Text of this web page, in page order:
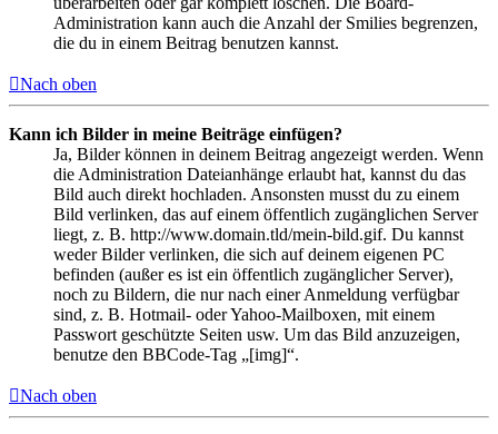
Administration kann auch die Anzahl der Smilies begrenzen,
die du in einem Beitrag benutzen kannst.
Nach oben
Kann ich Bilder in meine Beiträge einfügen?
Ja, Bilder können in deinem Beitrag angezeigt werden. Wenn
die Administration Dateianhänge erlaubt hat, kannst du das
Bild auch direkt hochladen. Ansonsten musst du zu einem
Bild verlinken, das auf einem öffentlich zugänglichen Server
liegt, z. B. http://www.domain.tld/mein-bild.gif. Du kannst
weder Bilder verlinken, die sich auf deinem eigenen PC
befinden (außer es ist ein öffentlich zugänglicher Server),
noch zu Bildern, die nur nach einer Anmeldung verfügbar
sind, z. B. Hotmail- oder Yahoo-Mailboxen, mit einem
Passwort geschützte Seiten usw. Um das Bild anzuzeigen,
benutze den BBCode-Tag „[img]“.
Nach oben